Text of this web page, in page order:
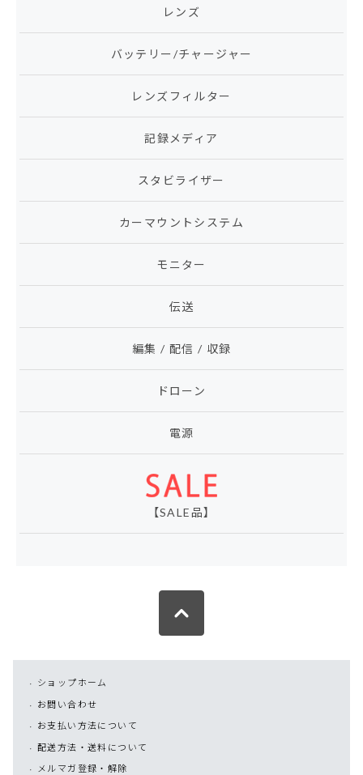
レンズ
バッテリー/チャージャー
レンズフィルター
記録メディア
スタビライザー
カーマウントシステム
モニター
伝送
編集 / 配信 / 収録
ドローン
電源
【SALE品】
ショップホーム
お問い合わせ
お支払い方法について
配送方法・送料について
メルマガ登録・解除